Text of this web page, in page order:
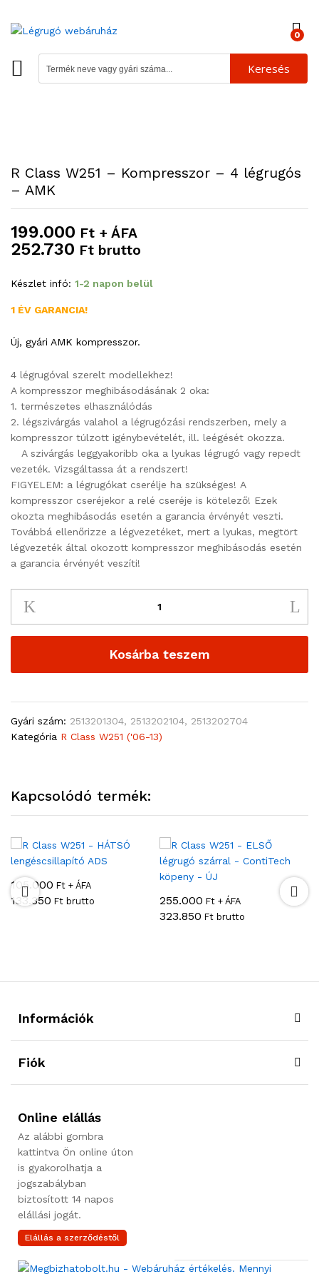
0
Keresés
R Class W251 – Kompresszor – 4 légrugós
– AMK
199.000 Ft + ÁFA
252.730 Ft brutto
Készlet infó: 1-2 napon belül
1 ÉV GARANCIA!
Új, gyári AMK kompresszor.
4 légrugóval szerelt modellekhez!
A kompresszor meghibásodásának 2 oka:
1. természetes elhasználódás
2. légszivárgás valahol a légrugózási rendszerben, mely a
kompresszor túlzott igénybevételét, ill. leégését okozza.
A szivárgás leggyakoribb oka a lyukas légrugó vagy repedt
vezeték. Vizsgáltassa át a rendszert!
FIGYELEM: a légrugókat cserélje ha szükséges! A
kompresszor cseréjekor a relé cseréje is kötelező! Ezek
okozta meghibásodás esetén a garancia érvényét veszti.
Továbbá ellenőrizze a légvezetéket, mert a lyukas, megtört
légvezeték által okozott kompresszor meghibásodás esetén
a garancia érvényét veszíti!
Kosárba teszem
Gyári szám: 2513201304, 2513202104, 2513202704
Kategória R Class W251 ('06-13)
Kapcsolódó termék:
105.000 Ft + ÁFA
133.350 Ft brutto 255.000 Ft + ÁFA
323.850 Ft brutto
Információk
Fiók
Online elállás
Az alábbi gombra
kattintva Ön online úton
is gyakorolhatja a
jogszabályban
biztosított 14 napos
elállási jogát.
Elállás a szerződéstől